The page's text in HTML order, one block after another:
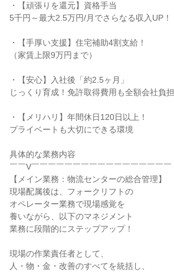
・【頑張りを還元】資格手当
5千円～最大2.5万円/月でさらなる収入UP！
・【手厚い支援】住宅補助4割支給！
（家賃上限9万円まで）
・【安心】入社後「約2.5ヶ月」
じっくり育成！免許取得費用も全額会社負担
・【メリハリ】年間休日120日以上！
プライベートも大切にできる環境
具体的な業務内容
￣￣V￣￣￣￣￣￣￣￣￣￣￣￣￣￣￣￣￣
【メイン業務：物流センターの総合管理】
現場配属後は、フォークリフトの
オペレーター業務で現場感覚を
養いながら、以下のマネジメント
業務に段階的にステップアップ！
現場の作業責任者として、
人・物・金・改善のすべてを統括し、